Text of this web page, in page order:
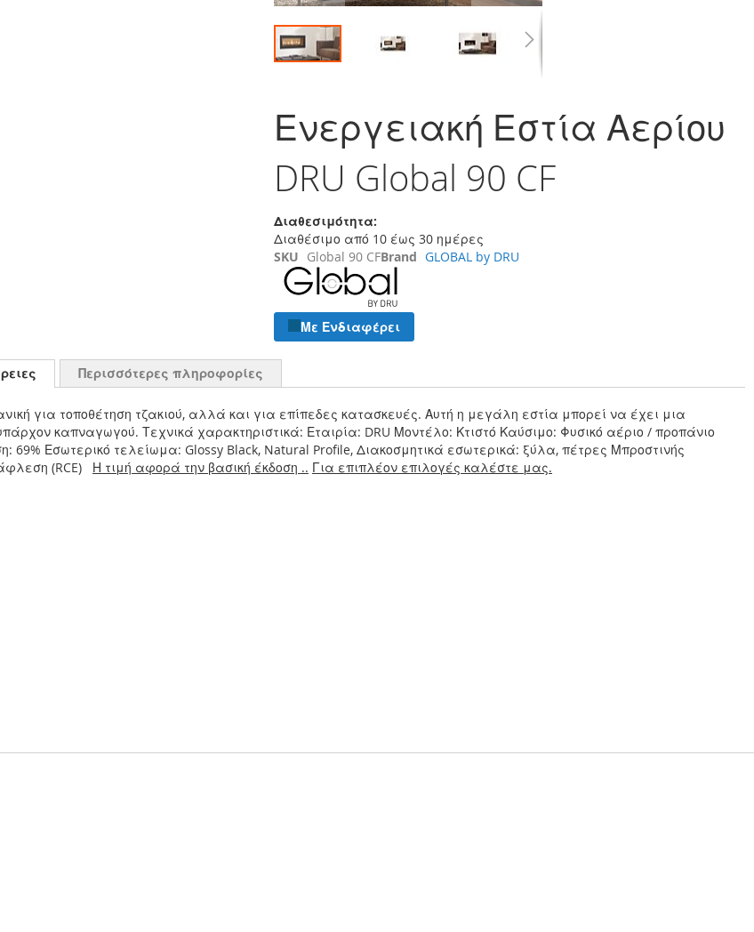
αρχή
της
εικόνων
Ενεργειακή Εστία Αερίου
DRU Global 90 CF
Διαθεσιμότητα:
Διαθέσιμο από 10 έως 30 ημέρες
SKU Global 90 CFBrand GLOBAL by DRU
Με Ενδιαφέρει
για τοποθέτηση τζακιού, αλλά και για επίπεδες κατασκευές. Αυτή η μεγάλη εστία μπορεί να έχει μια
καπναγωγού. Τεχνικά χαρακτηριστικά: Εταιρία: DRU Μοντέλο: Κτιστό Καύσιμο: Φυσικό αέριο / προπάνιο
69% Εσωτερικό τελείωμα: Glossy Black, Natural Profile, Διακοσμητικά εσωτερικά: ξύλα, πέτρες Μπροστινής
(RCE) Η τιμή αφορά την βασική έκδοση .. Για επιπλέον επιλογές καλέστε μας.
Περισσότερες πληροφορίες